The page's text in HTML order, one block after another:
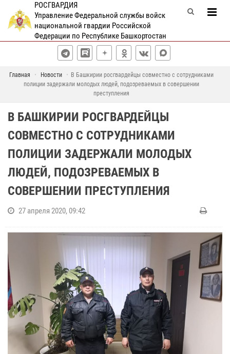
РОСГВАРДИЯ
Управление Федеральной службы войск
национальной гвардии Российской
Федерации по Республике Башкортостан
Главная Новости
В Башкирии росгвардейцы совместно с сотрудниками
полиции задержали молодых людей, подозреваемых в совершении
преступления
В БАШКИРИИ РОСГВАРДЕЙЦЫ
СОВМЕСТНО С СОТРУДНИКАМИ
ПОЛИЦИИ ЗАДЕРЖАЛИ МОЛОДЫХ
ЛЮДЕЙ, ПОДОЗРЕВАЕМЫХ В
СОВЕРШЕНИИ ПРЕСТУПЛЕНИЯ
27 апреля 2020, 09:42